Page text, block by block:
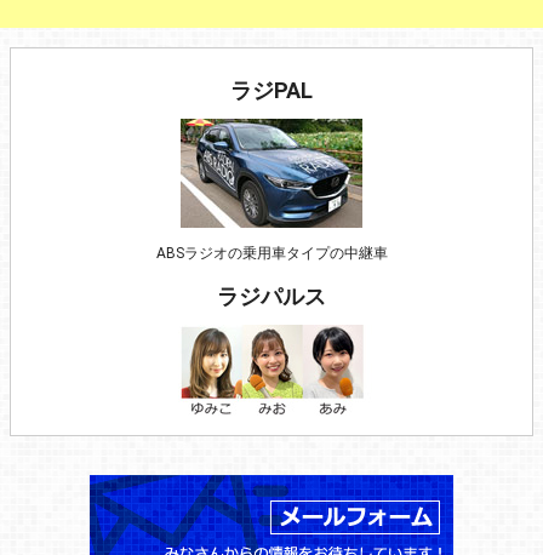
ラジPAL
ABSラジオの乗用車タイプの中継車
ラジパルス